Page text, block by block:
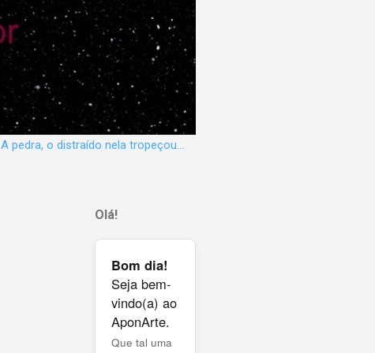
A pedra, o distraído nela tropeçou...
Olá!
Bom dia!
Seja bem-
vindo(a) ao
AponArte.
Que tal uma